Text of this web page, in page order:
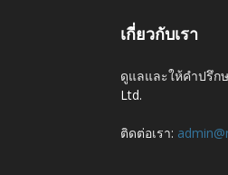
เกี่ยวกับเรา
ดูแลและให้คำปรึก
Ltd.
ติดต่อเรา: